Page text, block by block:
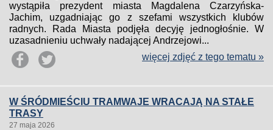
wystąpiła prezydent miasta Magdalena Czarzyńska-
Jachim, uzgadniając go z szefami wszystkich klubów
radnych. Rada Miasta podjęła decyję jednogłośnie. W
uzasadnieniu uchwały nadającej Andrzejowi...
więcej zdjęć z tego tematu »
W ŚRÓDMIEŚCIU TRAMWAJE WRACAJĄ NA STAŁE
TRASY
27 maja 2026